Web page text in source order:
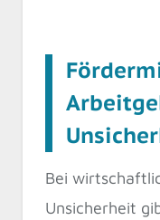
Bei
Unsicherheit